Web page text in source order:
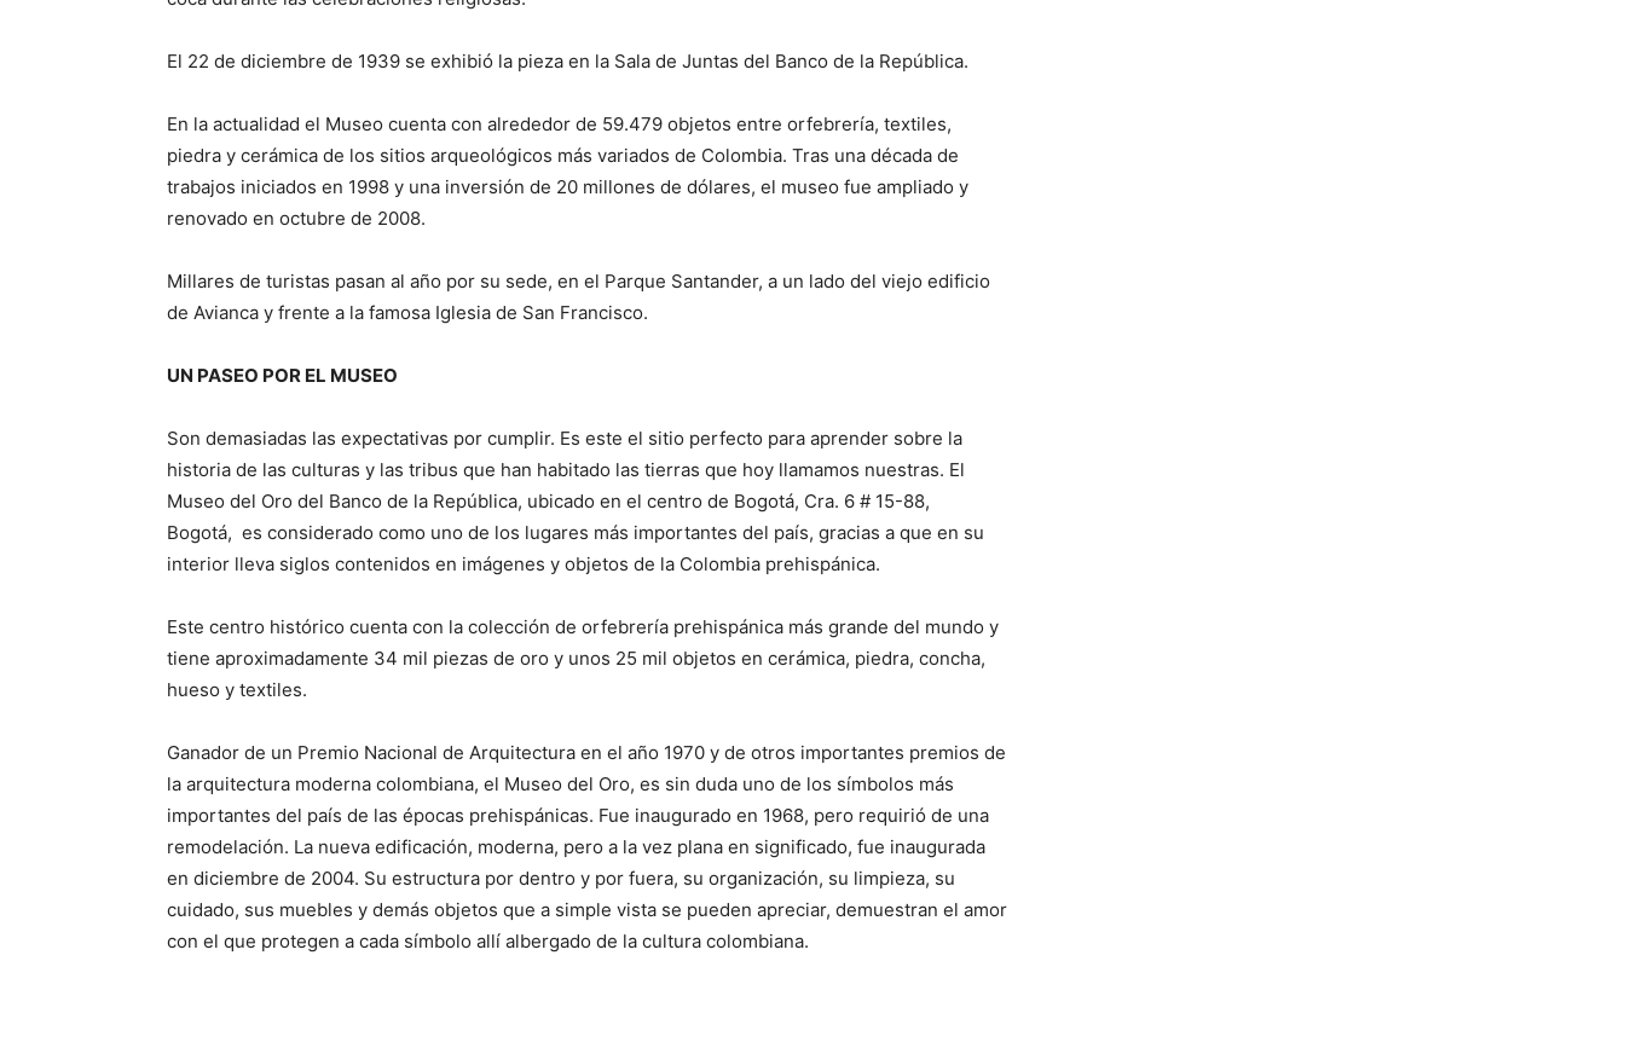
El 22 de diciembre de 1939 se exhibió la pieza en la Sala de Juntas del Banco de la República.
En la actualidad el Museo cuenta con alrededor de 59.479 objetos entre orfebrería, textiles,
piedra y cerámica de los sitios arqueológicos más variados de Colombia. Tras una década de
trabajos iniciados en 1998 y una inversión de 20 millones de dólares, el museo fue ampliado y
renovado en octubre de 2008.
Millares de turistas pasan al año por su sede, en el Parque Santander, a un lado del viejo edificio
de Avianca y frente a la famosa Iglesia de San Francisco.
UN PASEO POR EL MUSEO
Son demasiadas las expectativas por cumplir. Es este el sitio perfecto para aprender sobre la
historia de las culturas y las tribus que han habitado las tierras que hoy llamamos nuestras. El
Museo del Oro del Banco de la República, ubicado en el centro de Bogotá, Cra. 6 # 15-88,
Bogotá, es considerado como uno de los lugares más importantes del país, gracias a que en su
interior lleva siglos contenidos en imágenes y objetos de la Colombia prehispánica.
Este centro histórico cuenta con la colección de orfebrería prehispánica más grande del mundo y
tiene aproximadamente 34 mil piezas de oro y unos 25 mil objetos en cerámica, piedra, concha,
hueso y textiles.
Ganador de un Premio Nacional de Arquitectura en el año 1970 y de otros importantes premios de
la arquitectura moderna colombiana, el Museo del Oro, es sin duda uno de los símbolos más
importantes del país de las épocas prehispánicas. Fue inaugurado en 1968, pero requirió de una
remodelación. La nueva edificación, moderna, pero a la vez plana en significado, fue inaugurada
en diciembre de 2004. Su estructura por dentro y por fuera, su organización, su limpieza, su
cuidado, sus muebles y demás objetos que a simple vista se pueden apreciar, demuestran el amor
con el que protegen a cada símbolo allí albergado de la cultura colombiana.